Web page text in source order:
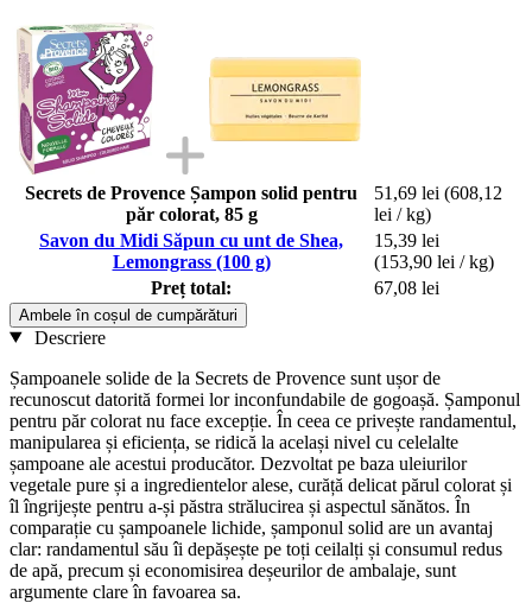
Secrets de Provence Șampon solid pentru
păr colorat, 85 g
51,69 lei (608,12
lei / kg)
Savon du Midi Săpun cu unt de Shea,
Lemongrass (100 g)
15,39 lei
(153,90 lei / kg)
Preț total:
67,08 lei
Ambele în coșul de cumpărături
Descriere
Șampoanele solide de la Secrets de Provence sunt ușor de
recunoscut datorită formei lor inconfundabile de gogoașă. Șamponul
pentru păr colorat nu face excepție. În ceea ce privește randamentul,
manipularea și eficiența, se ridică la același nivel cu celelalte
șampoane ale acestui producător. Dezvoltat pe baza uleiurilor
vegetale pure și a ingredientelor alese, curăță delicat părul colorat și
îl îngrijește pentru a-și păstra strălucirea și aspectul sănătos. În
comparație cu șampoanele lichide, șamponul solid are un avantaj
clar: randamentul său îi depășește pe toți ceilalți și consumul redus
de apă, precum și economisirea deșeurilor de ambalaje, sunt
argumente clare în favoarea sa.